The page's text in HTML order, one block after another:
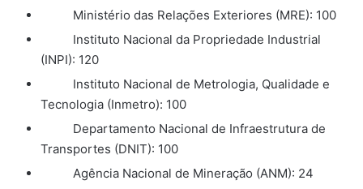
Ministério das Relações Exteriores (MRE): 100
Instituto Nacional da Propriedade Industrial
(INPI): 120
Instituto Nacional de Metrologia, Qualidade e
Tecnologia (Inmetro): 100
Departamento Nacional de Infraestrutura de
Transportes (DNIT): 100
Agência Nacional de Mineração (ANM): 24